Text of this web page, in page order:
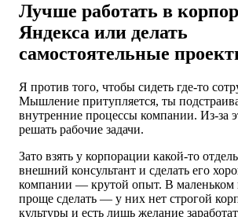
Лучше работать в
Яндекса или делать
самостоятельные
Я против того, чтобы сидеть где-то
Мышление притупляется, ты
внутренние процессы компании. Из-за
решать рабочие задачи.
Зато взять у корпорации какой-то
внешний консультант и сделать его
компании — крутой опыт. В маленьком
проще сделать — у них нет строгой
культуры и есть лишь желание